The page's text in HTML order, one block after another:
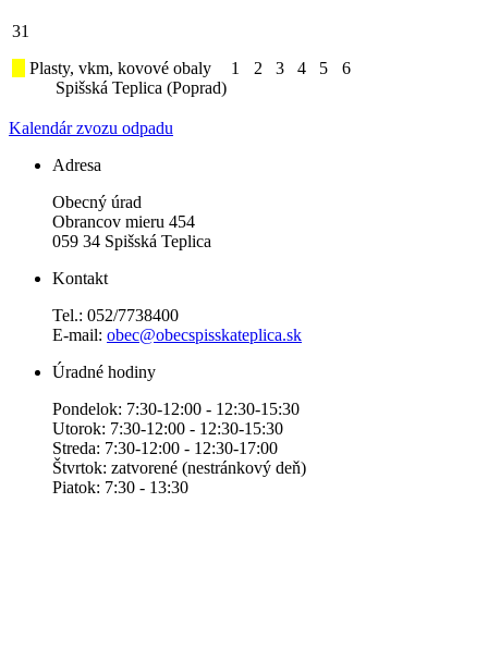
31
Plasty, vkm, kovové obaly
Spišská Teplica (Poprad)
1 2 3 4 5 6
Kalendár zvozu odpadu
Adresa
Obecný úrad
Obrancov mieru 454
059 34 Spišská Teplica
Kontakt
Tel.: 052/7738400
E-mail: obec@obecspisskateplica.sk
Úradné hodiny
Pondelok: 7:30-12:00 - 12:30-15:30
Utorok: 7:30-12:00 - 12:30-15:30
Streda: 7:30-12:00 - 12:30-17:00
Štvrtok: zatvorené (nestránkový deň)
Piatok: 7:30 - 13:30